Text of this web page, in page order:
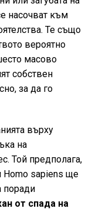
насочват към
Те също
вероятно
масово
собствен
за да го
върху
на
Той предполага,
Homo sapiens ще
поради
от спада на